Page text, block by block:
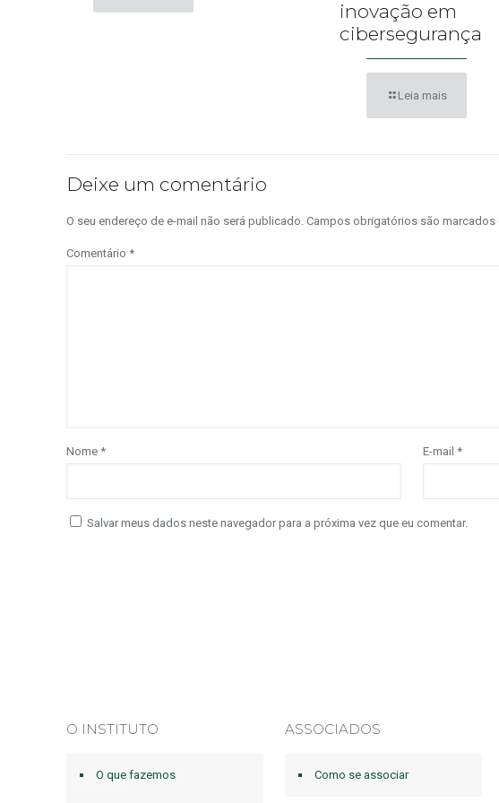
inovação em
cibersegurança
Leia mais
Deixe um comentário
O seu endereço de e-mail não será publicado. Campos obrigatórios são marcados
Comentário *
Nome * E-mail *
Salvar meus dados neste navegador para a próxima vez que eu comentar.
O INSTITUTO
O que fazemos
ASSOCIADOS
Como se associar